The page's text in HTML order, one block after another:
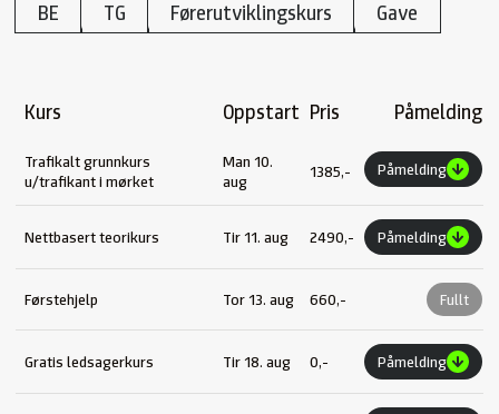
BE
TG Førerutviklingskurs Gave
Kurs Oppstart Pris Påmelding
Trafikalt grunnkurs
u/trafikant i mørket
Man 10.
aug
1385,- Påmelding
Nettbasert teorikurs Tir 11. aug 2490,- Påmelding
Førstehjelp Tor 13. aug 660,- Fullt
Gratis ledsagerkurs Tir 18. aug 0,- Påmelding